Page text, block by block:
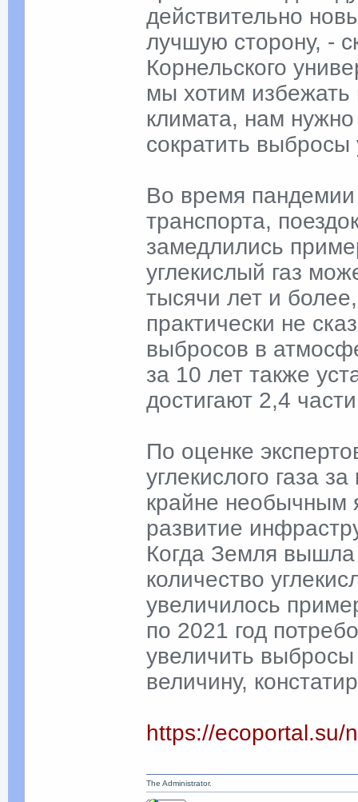
действительно
лучшую сторону, -
Корнельского
мы хотим избежать
климата, нам
сократить выбросы
Во время
транспорта,
замедлились
углекислый газ
тысячи лет и
практически не
выбросов в
за 10 лет также
достигают 2,4
По оценке
углекислого газа
крайне необычным
развитие
Когда Земля вышла
количество
увеличилось
по 2021 год
увеличить выбросы
величину,
https://ecoportal.su/
The Administrator.